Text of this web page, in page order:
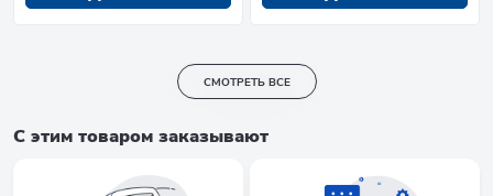
СМОТРЕТЬ ВСЕ
С этим товаром заказывают